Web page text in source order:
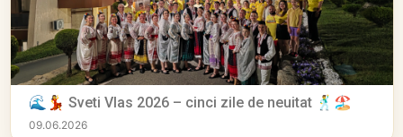
🌊💃 Sveti Vlas 2026 – cinci zile de neuitat 🕺🏖️
09.06.2026